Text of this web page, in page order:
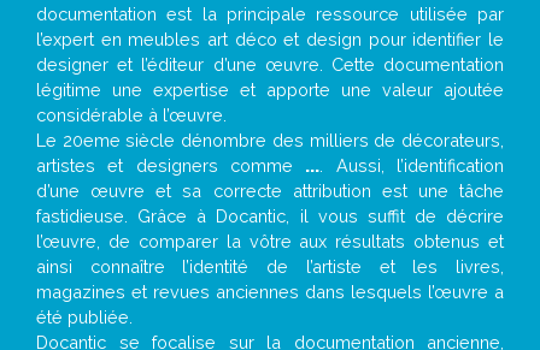
documentation est la principale ressource utilisée par
l’expert en meubles art déco et design pour identifier le
designer et l’éditeur d’une œuvre. Cette documentation
légitime une expertise et apporte une valeur ajoutée
considérable à l’œuvre.
Le 20eme siècle dénombre des milliers de décorateurs,
artistes et designers comme ... . Aussi, l’identification
d’une œuvre et sa correcte attribution est une tâche
fastidieuse. Grâce à Docantic, il vous suffit de décrire
l’œuvre, de comparer la vôtre aux résultats obtenus et
ainsi connaître l’identité de l’artiste et les livres,
magazines et revues anciennes dans lesquels l’œuvre a
été publiée.
Docantic se focalise sur la documentation ancienne,